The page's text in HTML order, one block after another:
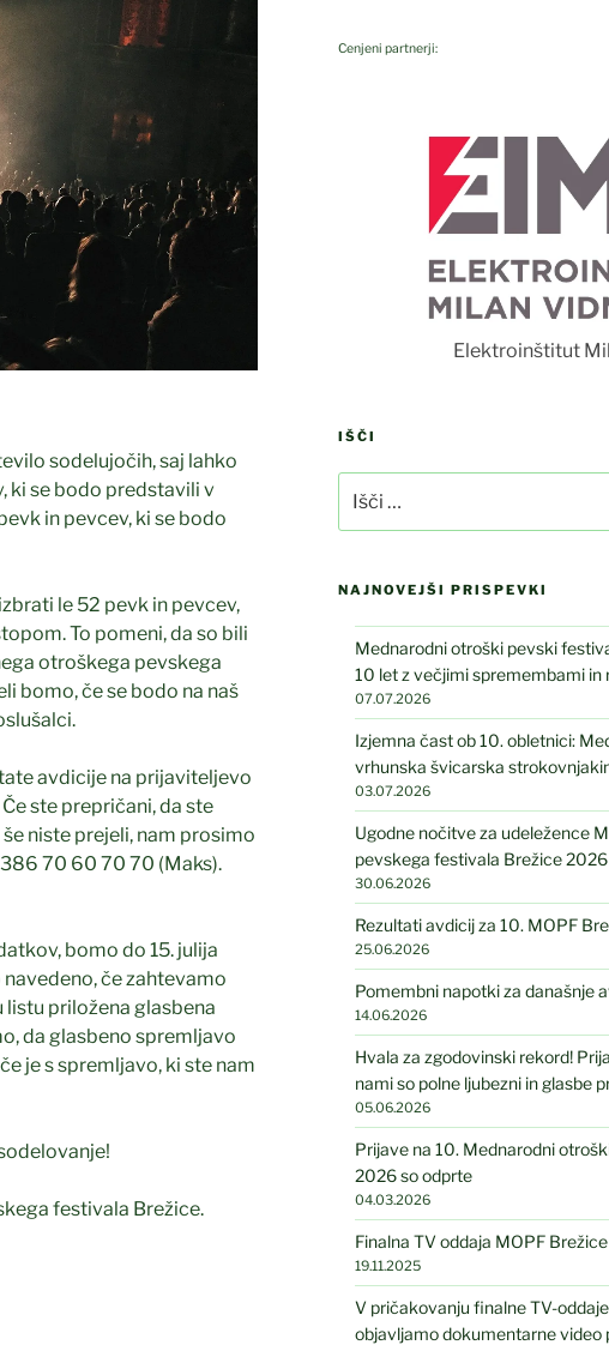
sodelujočih, saj lahko
ki se bodo predstavili v
in pevcev, ki se bodo
le 52 pevk in pevcev,
To pomeni, da so bili
otroškega pevskega
bomo, če se bodo na naš
avdicije na prijaviteljevo
ste prepričani, da ste
niste prejeli, nam prosimo
70 60 70 70 (Maks).
bomo do 15. julija
če zahtevamo
priložena glasbena
da glasbeno spremljavo
je s spremljavo, ki ste nam
festivala Brežice.
Cenjeni partnerji:
Kovis
Elektroinštitut
IŠČI
NAJNOVEJŠI PRISPEVKI
Mednarodni otroški pevski
10 let z večjimi spremembami in
07.07.2026
Izjemna čast ob 10. obletnici:
vrhunska švicarska
03.07.2026
Ugodne nočitve za udeležence
pevskega festivala Brežice
30.06.2026
Rezultati avdicij za 10. MOPF
25.06.2026
Pomembni napotki za današnje
14.06.2026
Hvala za zgodovinski rekord!
nami so polne ljubezni in glasbe
05.06.2026
Prijave na 10. Mednarodni
2026 so odprte
04.03.2026
Finalna TV oddaja MOPF
19.11.2025
V pričakovanju finalne TV-
objavljamo dokumentarne video